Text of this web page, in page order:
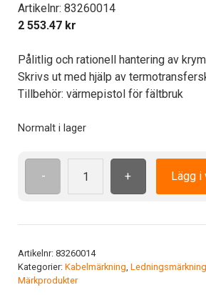
Artikelnr: 83260014
2 553.47 kr
Pålitlig och rationell hantering av
Skrivs ut med hjälp av
Tillbehör: värmepistol för fältbruk
Normalt i lager
- + Lägg i
Artikelnr: 83260014
Kategorier: Kabelmärkning, Ledningsmärkning
Märkprodukter